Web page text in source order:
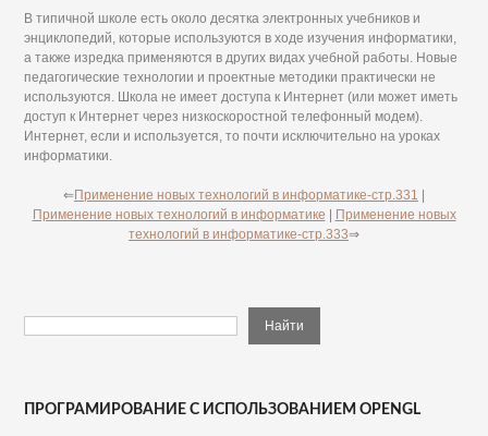
В типичной школе есть около десятка электронных учебников и
энциклопедий, которые используются в ходе изучения информатики,
а также изредка применяются в других видах учебной работы. Новые
педагогические технологии и проектные методики практически не
используются. Школа не имеет доступа к Интернет (или может иметь
доступ к Интернет через низкоскоростной телефонный модем).
Интернет, если и используется, то почти исключительно на уроках
информатики.
⇐Применение новых технологий в информатике-стр.331
Применение новых технологий в информатике
Применение новых
технологий в информатике-стр.333⇒
ПРОГРАМИРОВАНИЕ С ИСПОЛЬЗОВАНИЕМ OPENGL